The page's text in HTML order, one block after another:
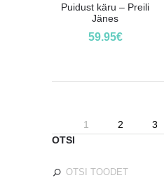
Puidust käru – Preili
Jänes
59.95€
1 2 3
OTSI